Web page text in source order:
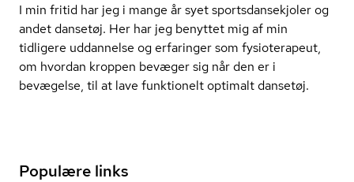
I min fritid har jeg i mange år syet sport­s­dan­sekjo­ler og
andet dansetøj. Her har jeg benyttet mig af min
tidligere uddannelse og erfaringer som fysioterapeut,
om hvordan kroppen bevæger sig når den er i
bevægelse, til at lave funktionelt optimalt dansetøj.
Populære links